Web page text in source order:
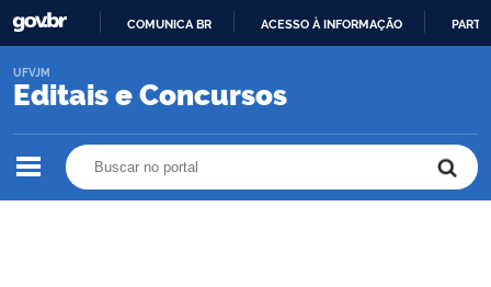
O
COMUNICA BR ACESSO À INFORMAÇÃO
Editais e Concursos
UFVJM